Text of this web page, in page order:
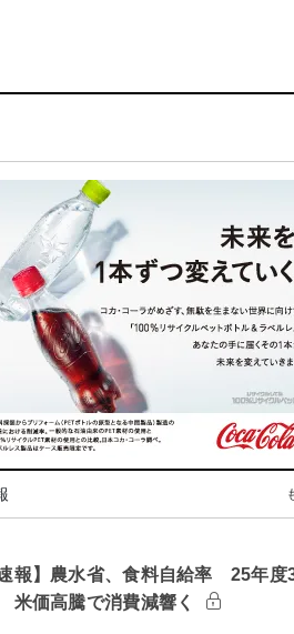
速報】農水省、食料自給率 25年度
価高騰で消費減響く